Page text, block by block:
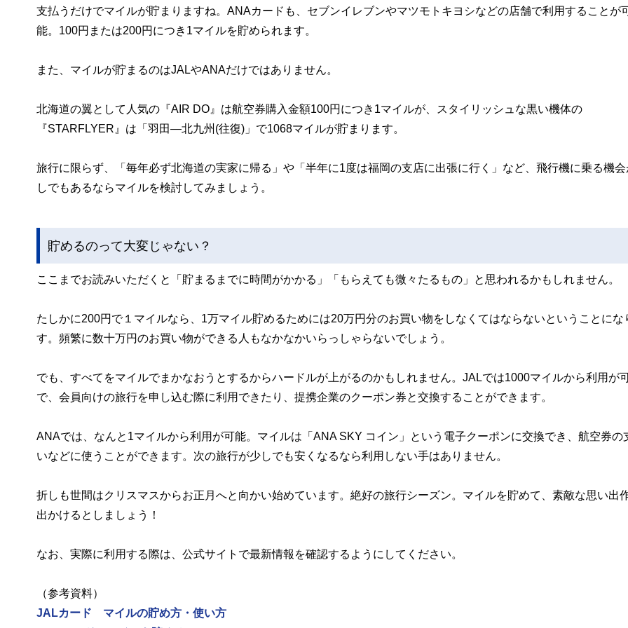
支払うだけでマイルが貯まりますね。ANAカードも、セブンイレブンやマツモトキヨシなどの店舗で利用することが
能。100円または200円につき1マイルを貯められます。
また、マイルが貯まるのはJALやANAだけではありません。
北海道の翼として人気の『AIR DO』は航空券購入金額100円につき1マイルが、スタイリッシュな黒い機体の
『STARFLYER』は「羽田―北九州(往復)」で1068マイルが貯まります。
旅行に限らず、「毎年必ず北海道の実家に帰る」や「半年に1度は福岡の支店に出張に行く」など、飛行機に乗る機会
しでもあるならマイルを検討してみましょう。
貯めるのって大変じゃない？
ここまでお読みいただくと「貯まるまでに時間がかかる」「もらえても微々たるもの」と思われるかもしれません。
たしかに200円で１マイルなら、1万マイル貯めるためには20万円分のお買い物をしなくてはならないということにな
す。頻繁に数十万円のお買い物ができる人もなかなかいらっしゃらないでしょう。
でも、すべてをマイルでまかなおうとするからハードルが上がるのかもしれません。JALでは1000マイルから利用が
で、会員向けの旅行を申し込む際に利用できたり、提携企業のクーポン券と交換することができます。
ANAでは、なんと1マイルから利用が可能。マイルは「ANA SKY コイン」という電子クーポンに交換でき、航空券の
いなどに使うことができます。次の旅行が少しでも安くなるなら利用しない手はありません。
折しも世間はクリスマスからお正月へと向かい始めています。絶好の旅行シーズン。マイルを貯めて、素敵な思い出
出かけるとしましょう！
なお、実際に利用する際は、公式サイトで最新情報を確認するようにしてください。
（参考資料）
JALカード マイルの貯め方・使い方